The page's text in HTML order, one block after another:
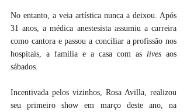
No entanto, a veia artística nunca a deixou. Após
31 anos, a médica anestesista assumiu a carreira
como cantora e passou a conciliar a profissão nos
hospitais, a família e a casa com as lives aos
sábados.
Incentivada pelos vizinhos, Rosa Avilla, realizou
seu primeiro show em março deste ano, na